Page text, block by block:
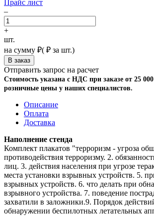
Прайс лист
–
+
шт.
на сумму ₽( ₽ за шт.)
Отправить запрос на расчет
Стоимость указана с НДС при заказе от 25
розничные цены у наших специалистов.
Описание
Оплата
Доставка
Наполнение стенда
Комплект плакатов "терроризм - угроза
противодействия терроризму. 2.
лиц. 3. действия населения при угрозе
места установки взрывных устройств. 5.
взрывных устройств. 6. что делать при
взрывного устройства. 7. поведение
захватили в заложники.9. Порядок
обнаружении беспилотных летательных